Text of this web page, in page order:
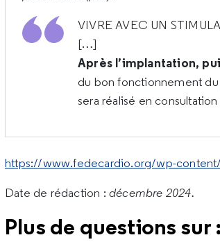
VIVRE AVEC UN
[…]
Après l’implantation,
du bon fonctionnement du
sera réalisé en
https://www.fedecardio.org/wp-
Date de rédaction : décembre 2024.
Plus de questions sur :